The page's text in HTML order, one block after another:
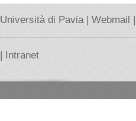
Università di Pavia | Webmail |
| Intranet